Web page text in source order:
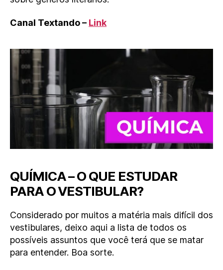
Canal Textando – Link
QUÍMICA – O QUE ESTUDAR
PARA O VESTIBULAR?
Considerado por muitos a matéria mais difícil dos
vestibulares, deixo aqui a lista de todos os
possíveis assuntos que você terá que se matar
para entender. Boa sorte.